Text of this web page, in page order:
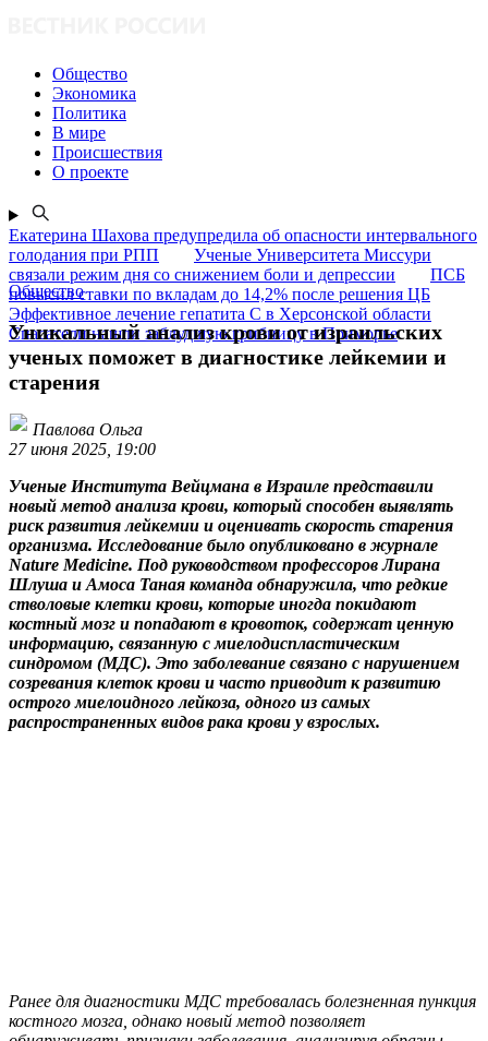
Общество
Экономика
Политика
В мире
Происшествия
О проекте
Екатерина Шахова предупредила об опасности интервального
голодания при РПП
Ученые Университета Миссури
связали режим дня со снижением боли и депрессии
ПСБ
повысил ставки по вкладам до 14,2% после решения ЦБ
Эффективное лечение гепатита C в Херсонской области
Спасатели нашли заблудшую грибницу в Приморье
Общество
Уникальный анализ крови от израильских
ученых поможет в диагностике лейкемии и
старения
Павлова Ольга
27 июня 2025, 19:00
Ученые Института Вейцмана в Израиле представили
новый метод анализа крови, который способен выявлять
риск развития лейкемии и оценивать скорость старения
организма. Исследование было опубликовано в журнале
Nature Medicine. Под руководством профессоров Лирана
Шлуша и Амоса Таная команда обнаружила, что редкие
стволовые клетки крови, которые иногда покидают
костный мозг и попадают в кровоток, содержат ценную
информацию, связанную с миелодиспластическим
синдромом (МДС). Это заболевание связано с нарушением
созревания клеток крови и часто приводит к развитию
острого миелоидного лейкоза, одного из самых
распространенных видов рака крови у взрослых.
Ранее для диагностики МДС требовалась болезненная пункция
костного мозга, однако новый метод позволяет